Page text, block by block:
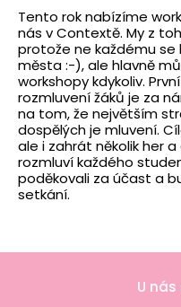
Tento rok nabízíme
nás v Contextě. My z
protože ne každému
města :-), ale hlavně
workshopy kdykoliv.
rozmluvení žáků je za
na tom, že největším
dospělých je mluvení.
ale i zahrát několik her
rozmluví každého
poděkovali za účast a
setkání.
U